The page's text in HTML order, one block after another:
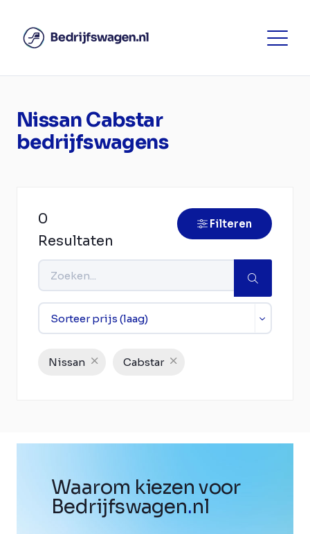
Nissan Cabstar
bedrijfswagens
0
Resultaten
Filteren
Nissan Cabstar
Waarom kiezen voor
Bedrijfswagen.nl